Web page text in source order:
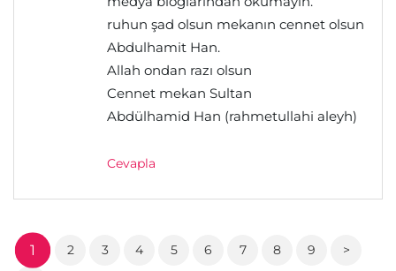
ruhun şad olsun mekanın cennet olsun
Abdulhamit Han.
Allah ondan razı olsun
Cennet mekan Sultan
Abdülhamid Han (rahmetullahi aleyh)
Cevapla
1 2 3 4 5 6 7 8 9
>